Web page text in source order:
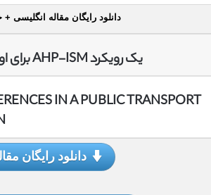
دانلود رایگان مقاله انگلیسی
یک رویکرد AHP-ISM برای اولویت بندی کلی در تصمیم برای توسعه حمل و نقل عمومی
IN A PUBLIC TRANSPORT
دانلود رایگان